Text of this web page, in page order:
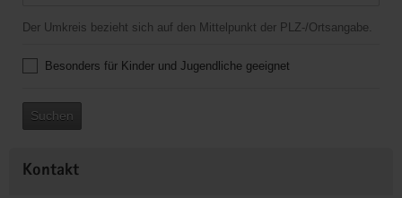
Der Umkreis bezieht sich auf den Mittelpunkt der PLZ-/Ortsangabe.
Besonders für Kinder und Jugendliche geeignet
Suchen
Kontakt